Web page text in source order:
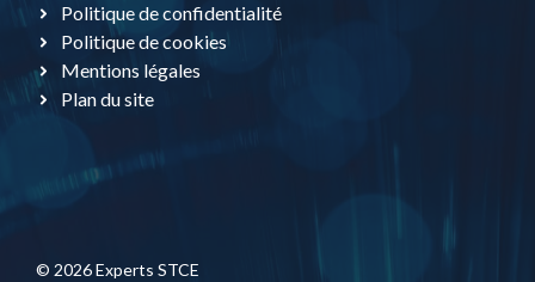
Politique de confidentialité
Politique de cookies
Mentions légales
Plan du site
© 2026 Experts STCE